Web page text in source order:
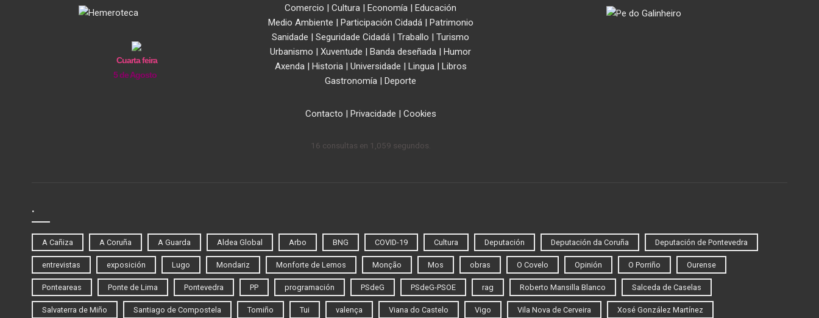
Cuarta feira
5 de Agosto
Comercio | Cultura | Economía | Educación
Medio Ambiente | Participación Cidadá| Patrimonio
Sanidade | Seguridade Cidadá | Traballo | Turismo
Urbanismo | Xuventude | Banda deseñada | Humor
Axenda| Historia| Universidade | Lingua| Libros
Gastronomía | Deporte
Contacto | Privacidade | Cookies
16 consultas en 1,059 segundos.
.
A Cañiza A Coruña A Guarda Aldea Global Arbo BNG COVID-19 Cultura Deputación Deputación da Coruña Deputación de Pontevedra
entrevistas exposición Lugo Mondariz Monforte de Lemos Monção Mos obras O Covelo Opinión O Porriño Ourense
Ponteareas Ponte de Lima Pontevedra PP programación PSdeG PSdeG-PSOE rag Roberto Mansilla Blanco Salceda de Caselas
Salvaterra de Miño Santiago de Compostela Tomiño Tui valença Viana do Castelo Vigo Vila Nova de Cerveira Xosé González Martínez